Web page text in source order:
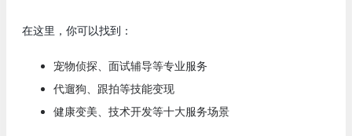
在这里，你可以找到：
宠物侦探、面试辅导等专业服务
代遛狗、跟拍等技能变现
健康变美、技术开发等十大服务场景